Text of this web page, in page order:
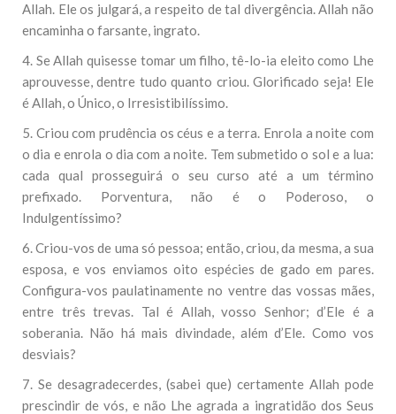
Allah. Ele os julgará, a respeito de tal divergência. Allah não
encaminha o farsante, ingrato.
4. Se Allah quisesse tomar um filho, tê-lo-ia eleito como Lhe
aprouvesse, dentre tudo quanto criou. Glorificado seja! Ele
é Allah, o Único, o Irresistibilíssimo.
5. Criou com prudência os céus e a terra. Enrola a noite com
o dia e enrola o dia com a noite. Tem submetido o sol e a lua:
cada qual prosseguirá o seu curso até a um término
prefixado. Porventura, não é o Poderoso, o
Indulgentíssimo?
6. Criou-vos de uma só pessoa; então, criou, da mesma, a sua
esposa, e vos enviamos oito espécies de gado em pares.
Configura-vos paulatinamente no ventre das vossas mães,
entre três trevas. Tal é Allah, vosso Senhor; d’Ele é a
soberania. Não há mais divindade, além d’Ele. Como vos
desviais?
7. Se desagradecerdes, (sabei que) certamente Allah pode
prescindir de vós, e não Lhe agrada a ingratidão dos Seus